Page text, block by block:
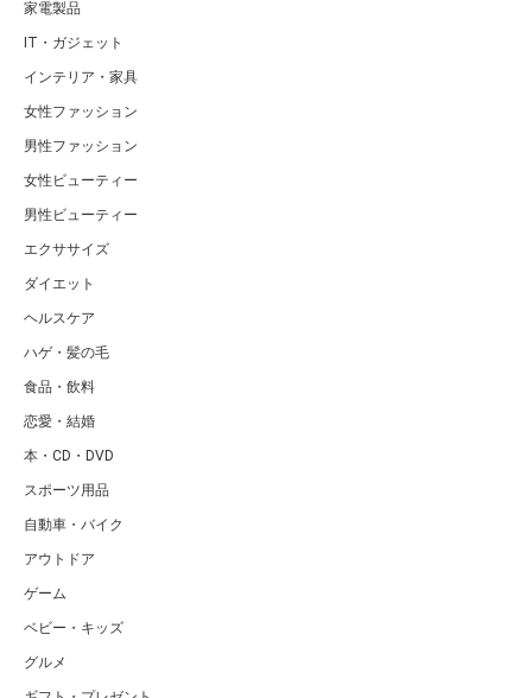
家電製品
IT・ガジェット
インテリア・家具
女性ファッション
男性ファッション
女性ビューティー
男性ビューティー
エクササイズ
ダイエット
ヘルスケア
ハゲ・髪の毛
食品・飲料
恋愛・結婚
本・CD・DVD
スポーツ用品
自動車・バイク
アウトドア
ゲーム
ベビー・キッズ
グルメ